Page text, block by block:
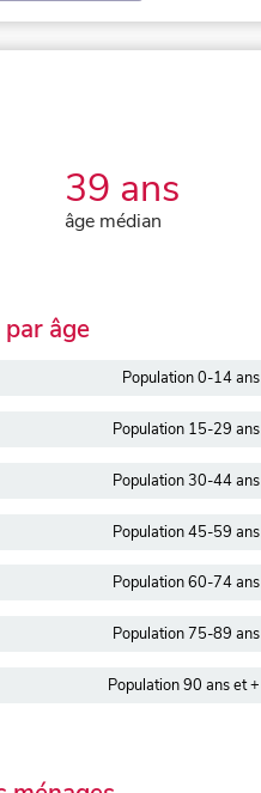
39 ans
âge médian
âge
Population 0-14 ans
Population 15-29 ans
Population 30-44 ans
Population 45-59 ans
Population 60-74 ans
Population 75-89 ans
Population 90 ans et +